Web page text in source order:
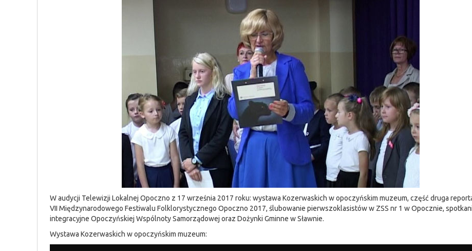
W audycji Telewizji Lokalnej Opoczno z 17 września 2017 roku: wystawa Kozerwaskich w opoczyńskim muzeum, część druga
VII Międzynarodowego Festiwalu Folklorystycznego Opoczno 2017, ślubowanie pierwszoklasistów w ZSS nr 1 w Opocznie,
integracyjne Opoczyńskiej Wspólnoty Samorządowej oraz Dożynki Gminne w Sławnie.
Wystawa Kozerwaskich w opoczyńskim muzeum: